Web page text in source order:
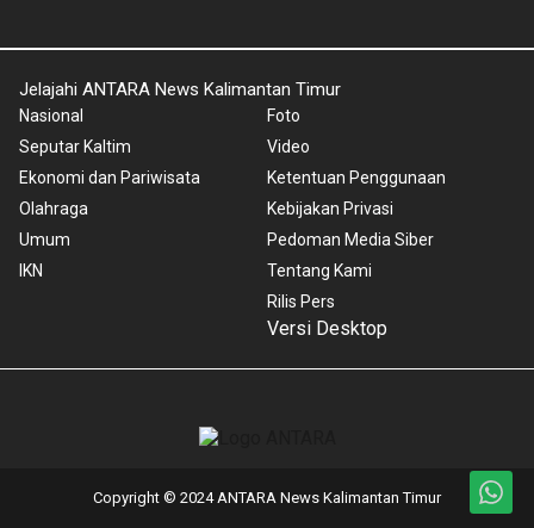
Jelajahi ANTARA News Kalimantan Timur
Nasional
Seputar Kaltim
Ekonomi dan Pariwisata
Olahraga
Umum
IKN
Foto
Video
Ketentuan Penggunaan
Kebijakan Privasi
Pedoman Media Siber
Tentang Kami
Rilis Pers
Versi Desktop
Copyright © 2024 ANTARA News Kalimantan Timur